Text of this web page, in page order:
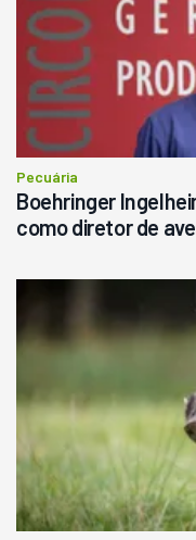
Pecuária
Boehringer
como diretor de